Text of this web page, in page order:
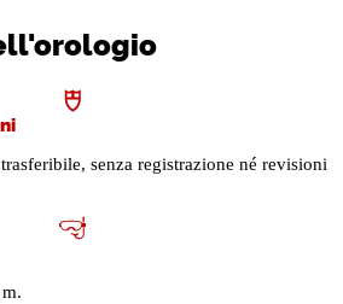
senza registrazione né revisioni